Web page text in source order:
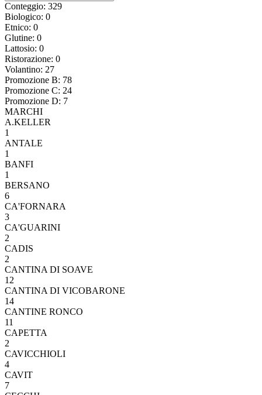
Conteggio: 329
Biologico: 0
Etnico: 0
Glutine: 0
Lattosio: 0
Ristorazione: 0
Volantino: 27
Promozione B: 78
Promozione C: 24
Promozione D: 7
MARCHI
A.KELLER
1
ANTALE
1
BANFI
1
BERSANO
6
CA'FORNARA
3
CA'GUARINI
2
CADIS
2
CANTINA DI SOAVE
12
CANTINA DI VICOBARONE
14
CANTINE RONCO
11
CAPETTA
2
CAVICCHIOLI
4
CAVIT
7